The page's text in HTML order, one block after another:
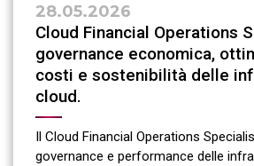
28.05.2026
Cloud Financial Operations
governance economica,
costi e sostenibilità delle
cloud.
Il Cloud Financial Operations
governance e performance delle